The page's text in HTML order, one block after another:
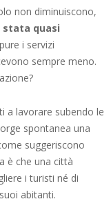
non diminuiscono,
stata quasi
i servizi
sempre meno.
a lavorare subendo le
spontanea una
suggeriscono
è che una città
i turisti né di
abitanti.